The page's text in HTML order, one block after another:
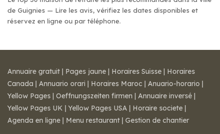
de Guignies — Lire les avis, vérifiez les dates disponibles et
réservez en ligne ou par téléphone.
Annuaire gratuit | Pages jaune | Horaires Suisse | Horaires
Canada | Annuario orari | Horaires Maroc | Anuario-horario |
Yellow Pages | Oeffnungszeiten firmen | Annuaire inversé |
Yellow Pages UK | Yellow Pages USA | Horaire societe |
Agenda en ligne | Menu restaurant | Gestion de chantier